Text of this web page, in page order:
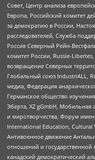
Совет, Центр анализа
Европа, Российский комитет
за демократию в России,
расследователей, Служба
Россия Северный Рейн-
комитет России, Russie-
возвращение Северных
Глобальный союз IndustriALL,
медиа, Федерация
Германское общество
Эберта, XZ gGmbH, Мобильная
и миротворчества, Форум
International Education,
Антивоенное движение
отношений и
канадский демократический